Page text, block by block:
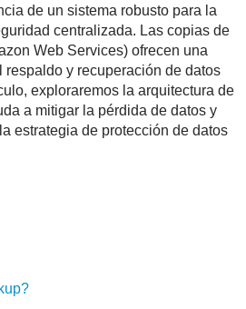
de un sistema robusto para la
centralizada. Las copias de
Web Services) ofrecen una
y recuperación de datos
exploraremos la arquitectura de
a mitigar la pérdida de datos y
estrategia de protección de datos